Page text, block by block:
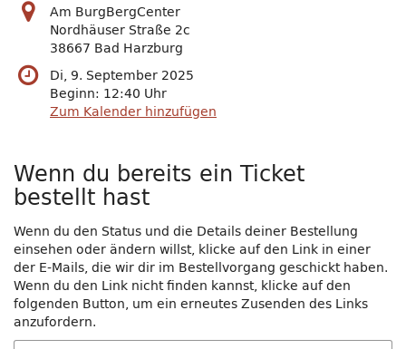
Am BurgBergCenter
Nordhäuser Straße 2c
38667 Bad Harzburg
Di, 9. September 2025
Beginn: 12:40 Uhr
Zum Kalender hinzufügen
Wenn du bereits ein Ticket
bestellt hast
Wenn du den Status und die Details deiner Bestellung
einsehen oder ändern willst, klicke auf den Link in einer
der E-Mails, die wir dir im Bestellvorgang geschickt haben.
Wenn du den Link nicht finden kannst, klicke auf den
folgenden Button, um ein erneutes Zusenden des Links
anzufordern.